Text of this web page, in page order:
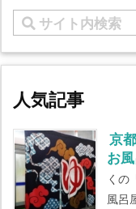
人気記事
京
お
くの
風呂